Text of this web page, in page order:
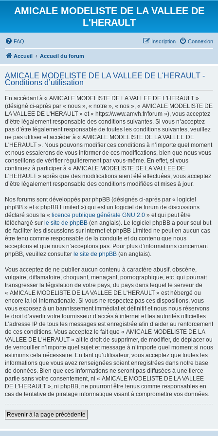
AMICALE MODELISTE DE LA VALLEE DE
L'HERAULT
FAQ Connexion
Inscription
Accueil Accueil du forum
AMICALE MODELISTE DE LA VALLEE DE L'HERAULT -
Conditions d’utilisation
En accédant à « AMICALE MODELISTE DE LA VALLEE DE L'HERAULT »
(désigné ci-après par « nous », « notre », « nos », « AMICALE MODELISTE DE
LA VALLEE DE L'HERAULT » et « https://www.amvh.fr/forum »), vous acceptez
d’être légalement responsable des conditions suivantes. Si vous n’acceptez
pas d’être légalement responsable de toutes les conditions suivantes, veuillez
ne pas utiliser et accéder à « AMICALE MODELISTE DE LA VALLEE DE
L'HERAULT ». Nous pouvons modifier ces conditions à n’importe quel moment
et nous essaierons de vous informer de ces modifications, bien que nous vous
conseillons de vérifier régulièrement par vous-même. En effet, si vous
continuez à participer à « AMICALE MODELISTE DE LA VALLEE DE
L'HERAULT » après que des modifications aient été effectuées, vous acceptez
d’être légalement responsable des conditions modifiées et mises à jour.
Nos forums sont développés par phpBB (désignés ci-après par « logiciel
phpBB » et « phpBB Limited ») qui est un logiciel de forum de discussions
déclaré sous la « licence publique générale GNU 2.0 » et qui peut être
téléchargé sur le site de phpBB (en anglais). Le logiciel phpBB a pour seul but
de faciliter les discussions sur internet et phpBB Limited ne peut en aucun cas
être tenu comme responsable de la conduite et du contenu que nous
acceptons et que nous n’acceptons pas. Pour plus d’informations concernant
phpBB, veuillez consulter le site de phpBB (en anglais).
Vous acceptez de ne publier aucun contenu à caractère abusif, obscène,
vulgaire, diffamatoire, choquant, menaçant, pornographique, etc. qui pourrait
transgresser la législation de votre pays, du pays dans lequel le serveur de
« AMICALE MODELISTE DE LA VALLEE DE L'HERAULT » est hébergé ou
encore la loi internationale. Si vous ne respectez pas ces dispositions, vous
vous exposez à un bannissement immédiat et définitif et nous nous réservons
le droit d’avertir votre fournisseur d’accès à internet et les autorités officielles.
L’adresse IP de tous les messages est enregistrée afin d’aider au renforcement
de ces conditions. Vous acceptez le fait que « AMICALE MODELISTE DE LA
VALLEE DE L'HERAULT » ait le droit de supprimer, de modifier, de déplacer ou
de verrouiller n’importe quel sujet et message à n’importe quel moment si nous
estimons cela nécessaire. En tant qu’utilisateur, vous acceptez que toutes les
informations que vous avez renseignées soient enregistrées dans notre base
de données. Bien que ces informations ne seront pas diffusées à une tierce
partie sans votre consentement, ni « AMICALE MODELISTE DE LA VALLEE
DE L'HERAULT », ni phpBB, ne pourront être tenus comme responsables en
cas de tentative de piratage informatique visant à compromettre vos données.
Revenir à la page précédente